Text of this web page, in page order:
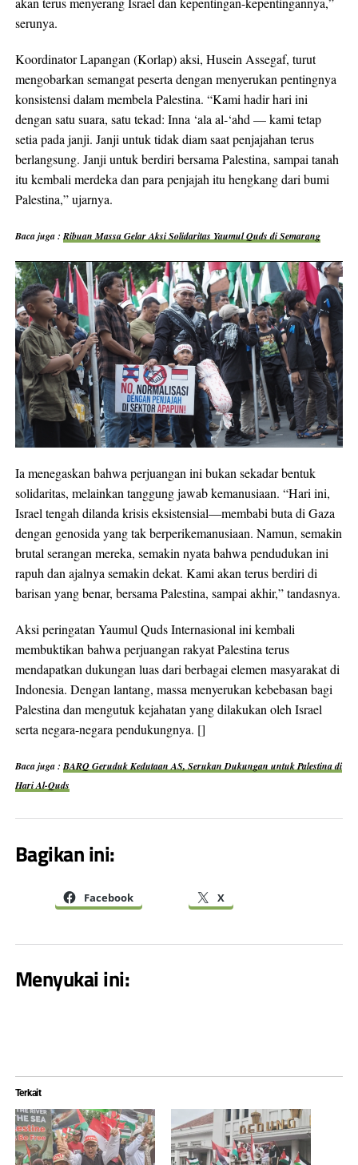
serunya.
Koordinator Lapangan (Korlap) aksi, Husein Assegaf, turut
mengobarkan semangat peserta dengan menyerukan pentingnya
konsistensi dalam membela Palestina. “Kami hadir hari ini
dengan satu suara, satu tekad: Inna ‘ala al-‘ahd — kami tetap
setia pada janji. Janji untuk tidak diam saat penjajahan terus
berlangsung. Janji untuk berdiri bersama Palestina, sampai tanah
itu kembali merdeka dan para penjajah itu hengkang dari bumi
Palestina,” ujarnya.
Baca juga :Ribuan Massa Gelar Aksi Solidaritas Yaumul Quds di Semarang
Ia menegaskan bahwa perjuangan ini bukan sekadar bentuk
solidaritas, melainkan tanggung jawab kemanusiaan. “Hari ini,
Israel tengah dilanda krisis eksistensial—membabi buta di Gaza
dengan genosida yang tak berperikemanusiaan. Namun, semakin
brutal serangan mereka, semakin nyata bahwa pendudukan ini
rapuh dan ajalnya semakin dekat. Kami akan terus berdiri di
barisan yang benar, bersama Palestina, sampai akhir,” tandasnya.
Aksi peringatan Yaumul Quds Internasional ini kembali
membuktikan bahwa perjuangan rakyat Palestina terus
mendapatkan dukungan luas dari berbagai elemen masyarakat di
Indonesia. Dengan lantang, massa menyerukan kebebasan bagi
Palestina dan mengutuk kejahatan yang dilakukan oleh Israel
serta negara-negara pendukungnya. []
Baca juga :BARQ Geruduk Kedutaan AS, Serukan Dukungan untuk Palestina di
Hari Al-Quds
Bagikan ini:
Facebook X
Menyukai ini:
Terkait